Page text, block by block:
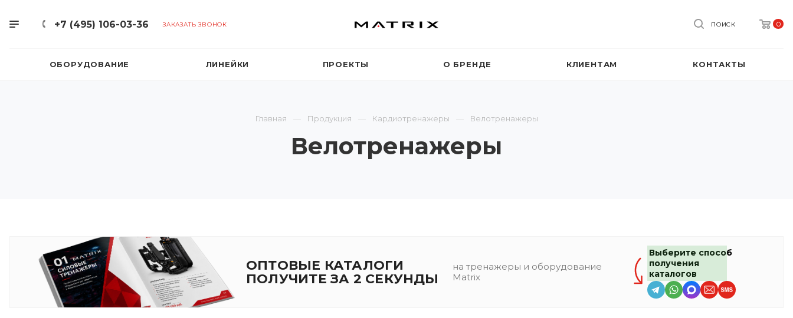
+7 (495) 106-03-36 ЗАКАЗАТЬ ЗВОНОК 0
ПОИСК
ОБОРУДОВАНИЕ ЛИНЕЙКИ ПРОЕКТЫ О БРЕНДЕ КЛИЕНТАМ КОНТАКТЫ
Главная Продукция Кардиотренажеры Велотренажеры
Велотренажеры
ОПТОВЫЕ КАТАЛОГИ
ПОЛУЧИТЕ ЗА 2 СЕКУНДЫ
на тренажеры и оборудование
Matrix
Выберите способ
получения
каталогов